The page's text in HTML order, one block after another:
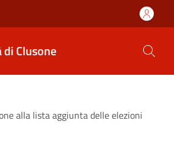
di Clusone
alla lista aggiunta delle elezioni